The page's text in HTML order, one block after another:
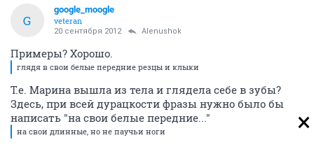
G
google_moogle
veteran
20 сентября 2012 Alenushok
Примеры? Хорошо.
глядя в свои белые передние резцы и клыки
Т.е. Марина вышла из тела и глядела себе в зубы?
Здесь, при всей дурацкости фразы нужно было бы
написать "на свои белые передние..."
на свои длинные, но не паучьи ноги